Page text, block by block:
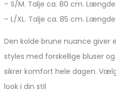
– S/M. Talje ca. 80 cm.
– L/XL. Talje ca. 85 cm.
Den kolde brune nuance
styles med forskellige bluser
sikrer komfort hele dagen.
look i din stil